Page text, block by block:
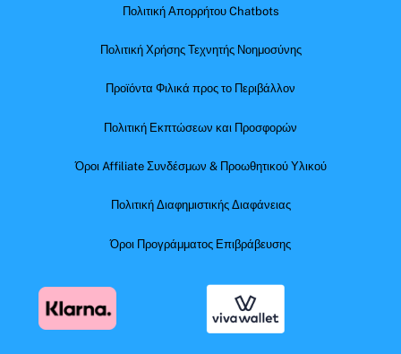
Πολιτική Απορρήτου Chatbots
Πολιτική Χρήσης Τεχνητής Νοημοσύνης
Προϊόντα Φιλικά προς το Περιβάλλον
Πολιτική Εκπτώσεων και Προσφορών
Όροι Affiliate Συνδέσμων & Προωθητικού Υλικού
Πολιτική Διαφημιστικής Διαφάνειας
Όροι Προγράμματος Επιβράβευσης